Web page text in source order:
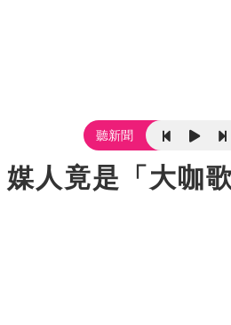
聽新聞
人竟是「大咖